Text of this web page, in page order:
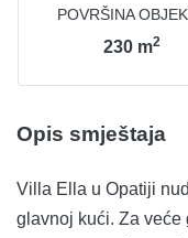
POVRŠINA
230 m2
Opis smještaja
Villa Ella u Opatiji
glavnoj kući. Za veće